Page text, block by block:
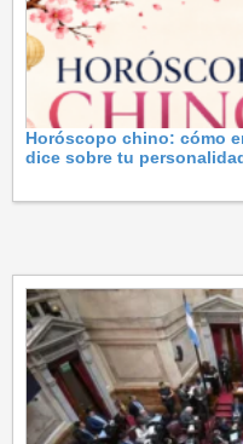
Horóscopo chino: cómo
dice sobre tu